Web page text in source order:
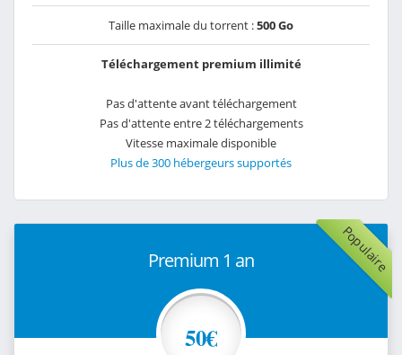
Taille maximale du torrent :500 Go
Téléchargement premium illimité
Pas d'attente avant téléchargement
Pas d'attente entre 2 téléchargements
Vitesse maximale disponible
Plus de 300 hébergeurs supportés
Populaire
Premium 1 an
50€